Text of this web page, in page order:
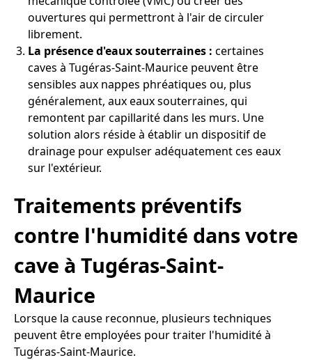
ouvertures qui permettront à l'air de circuler
librement.
La présence d'eaux souterraines : certaines
caves à Tugéras-Saint-Maurice peuvent être
sensibles aux nappes phréatiques ou, plus
généralement, aux eaux souterraines, qui
remontent par capillarité dans les murs. Une
solution alors réside à établir un dispositif de
drainage pour expulser adéquatement ces eaux
sur l'extérieur.
Traitements préventifs
contre l'humidité dans votre
cave à Tugéras-Saint-
Maurice
Lorsque la cause reconnue, plusieurs techniques
peuvent être employées pour traiter l'humidité à
Tugéras-Saint-Maurice.